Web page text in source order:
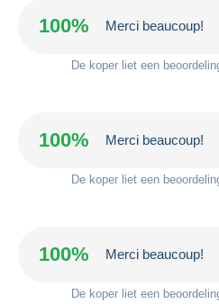
100% Merci beaucoup!
De koper liet een
100% Merci beaucoup!
De koper liet een
100% Merci beaucoup!
De koper liet een